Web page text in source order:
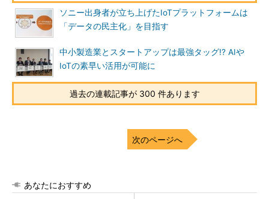
ソニー出身者が立ち上げたIoTプラットフォームは
「データの民主化」を目指す
中小製造業とスタートアップは最強タッグ!? AIや
IoTの素早い活用が可能に
過去の連載記事が 300 件あります
次のページへ
あなたにおすすめ